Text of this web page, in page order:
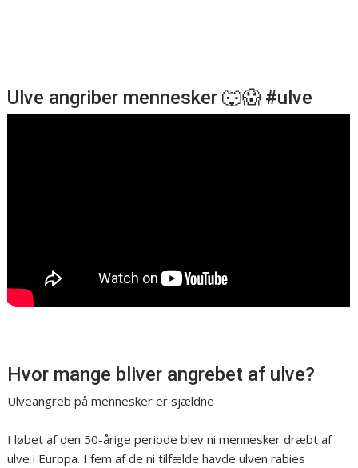
Ulve angriber mennesker 🐺😱 #ulve
Hvor mange bliver angrebet af ulve?
Ulveangreb på mennesker er sjældne
I løbet af den 50-årige periode blev ni mennesker dræbt af
ulve i Europa. I fem af de ni tilfælde havde ulven rabies